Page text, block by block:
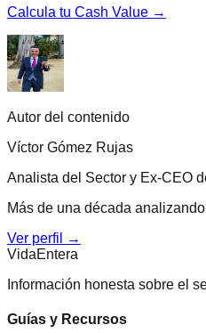
Calcula tu Cash Value →
Autor del contenido
Víctor Gómez Rujas
Analista del Sector y Ex-CEO
Más de una década
Ver perfil →
VidaEntera
Información honesta sobre el
Guías y Recursos